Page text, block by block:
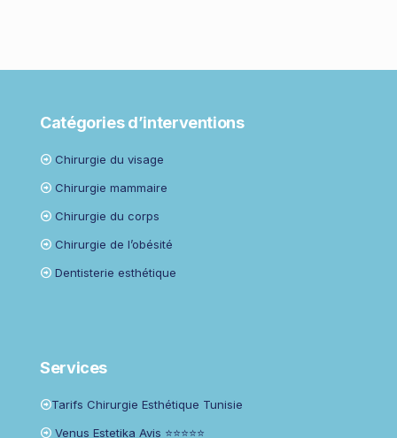
Catégories d’interventions
Chirurgie du visage
Chirurgie mammaire
Chirurgie du corps
Chirurgie de l’obésité
Dentisterie esthétique
Services
Tarifs Chirurgie Esthétique Tunisie
Venus Estetika Avis ⭐⭐⭐⭐⭐